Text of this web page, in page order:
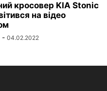
кросовер KIA Stonic
на відео
- 04.02.2022